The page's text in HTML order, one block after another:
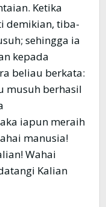
Ketika
demikian, tiba-
sehingga ia
kepada
beliau berkata:
musuh berhasil
iapun meraih
manusia!
Wahai
Kalian